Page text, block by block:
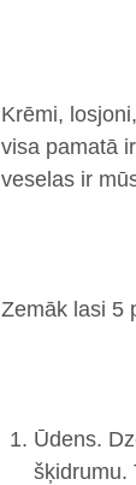
Krēmi,
visa pamatā
veselas ir
Zemāk lasi 5
Ūdens.
šķidrumu.